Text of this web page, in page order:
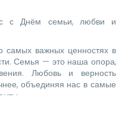
с Днём семьи, любви и
самых важных ценностях в
Семья — это наша опора,
Любовь и верность
объединяя нас в самые